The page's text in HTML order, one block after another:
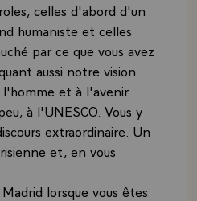
celles d'abord d'un
humaniste et celles
par ce que vous avez
aussi notre vision
et à l'avenir.
à l'UNESCO. Vous y
extraordinaire. Un
et, en vous
lorsque vous êtes